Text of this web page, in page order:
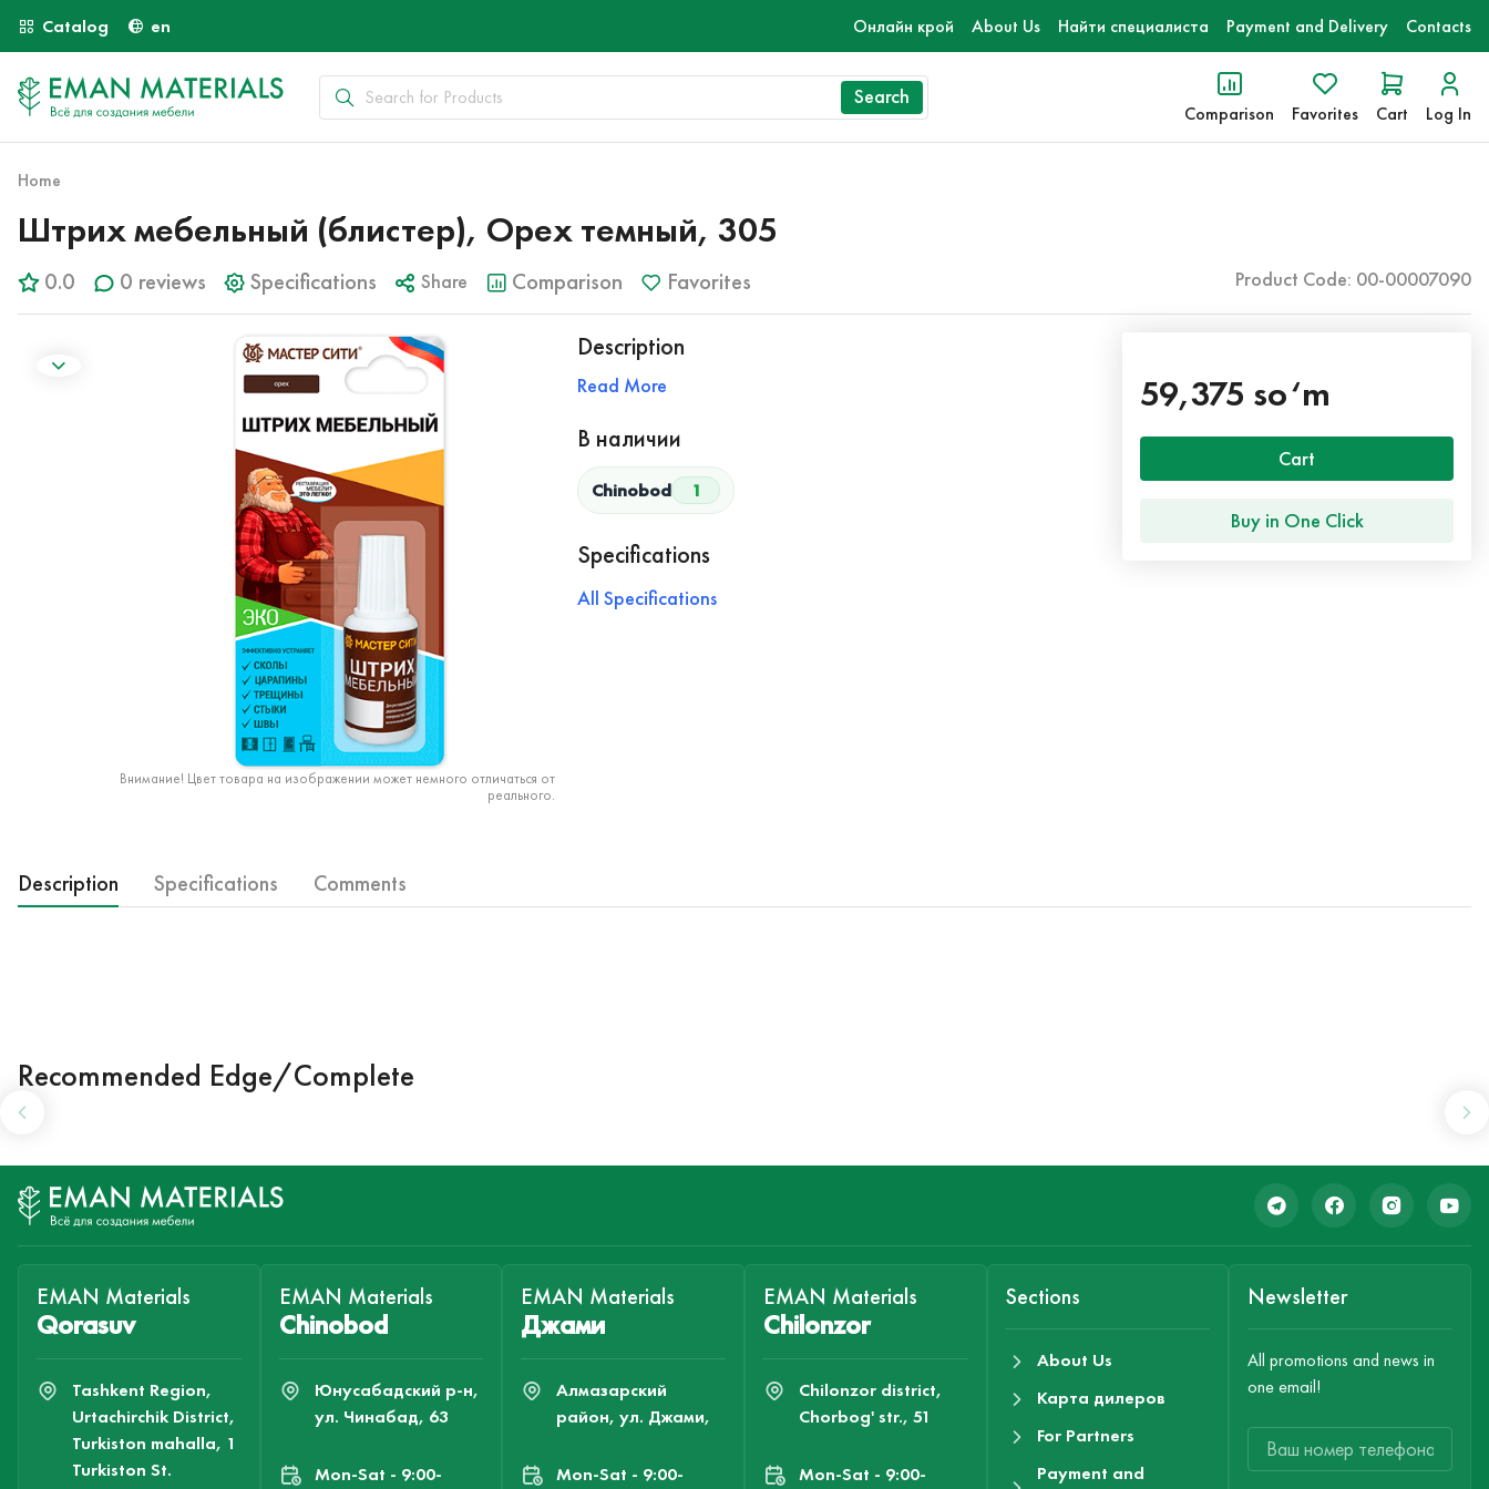
Catalog en Онлайн крой About Us Найти специалиста Payment and Delivery Contacts
Search
Comparison Favorites Cart Log In
Home
Штрих мебельный (блистер), Орех темный, 305
0.0 0 reviews Specifications Share Comparison Favorites Product Code: 00-00007090
Внимание! Цвет товара на изображении может немного отличаться от
реального.
Description
Read More
В наличии
Chinobod 1
Specifications
All Specifications
59,375 so‘m
Cart
Buy in One Click
Description Specifications Comments
Recommended Edge/Complete
EMAN Materials
Qorasuv
Tashkent Region,
Urtachirchik District,
Turkiston mahalla, 1
Turkiston St.
EMAN Materials
Chinobod
Юнусабадский р-н,
ул. Чинабад, 63
Mon-Sat - 9:00-
EMAN Materials
Джами
Алмазарский
район, ул. Джами,
Mon-Sat - 9:00-
EMAN Materials
Chilonzor
Chilonzor district,
Chorbog' str., 51
Mon-Sat - 9:00-
Sections
About Us
Карта дилеров
For Partners
Payment and
Newsletter
All promotions and news in
one email!